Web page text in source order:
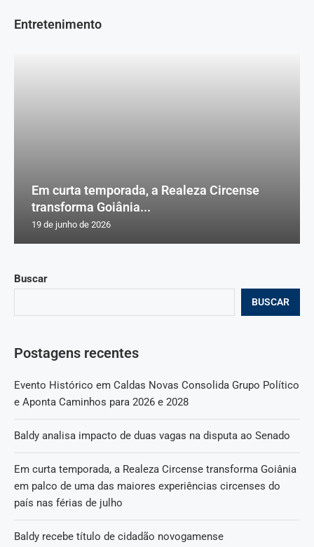
Buscar
BUSCAR
Postagens recentes
Evento Histórico em Caldas Novas Consolida Grupo Político
e Aponta Caminhos para 2026 e 2028
Baldy analisa impacto de duas vagas na disputa ao Senado
Em curta temporada, a Realeza Circense transforma Goiânia
em palco de uma das maiores experiências circenses do
país nas férias de julho
Baldy recebe título de cidadão novogamense
Entretenimento
Em curta temporada, a Realeza Circense
transforma Goiânia...
19 de junho de 2026